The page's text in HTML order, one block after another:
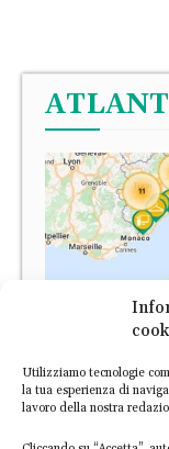
Utilizziamo tecnologie
la tua esperienza di
lavoro della nostra